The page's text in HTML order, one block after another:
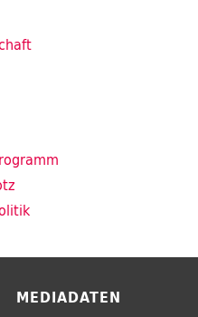
MEDIADATEN